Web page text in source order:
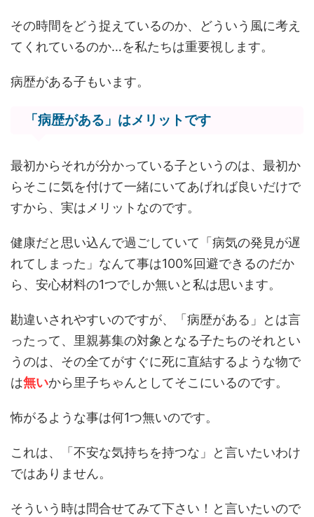
その時間をどう捉えているのか、どういう風に考え
てくれているのか…を私たちは重要視します。
病歴がある子もいます。
「病歴がある」はメリットです
最初からそれが分かっている子というのは、最初か
らそこに気を付けて一緒にいてあげれば良いだけで
すから、実はメリットなのです。
健康だと思い込んで過ごしていて「病気の発見が遅
れてしまった」なんて事は100%回避できるのだか
ら、安心材料の1つでしか無いと私は思います。
勘違いされやすいのですが、「病歴がある」とは言
ったって、里親募集の対象となる子たちのそれとい
うのは、その全てがすぐに死に直結するような物で
は無いから里子ちゃんとしてそこにいるのです。
怖がるような事は何1つ無いのです。
これは、「不安な気持ちを持つな」と言いたいわけ
ではありません。
そういう時は問合せてみて下さい！と言いたいので